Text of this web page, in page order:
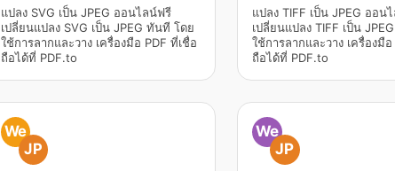
แปลง SVG เป็น JPEG ออนไลน์ฟรี
เปลี่ยนแปลง SVG เป็น JPEG ทันที โดย
ใช้การลากและวาง เครื่องมือ PDF ที่เชื่อ
ถือได้ที่ PDF.to
แปลง TIFF เป็น JPEG ออน
เปลี่ยนแปลง TIFF เป็น
ใช้การลากและวาง เครื่องมือ
ถือได้ที่ PDF.to
We
JP
We
JP